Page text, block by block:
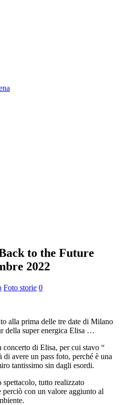
to the Future
2022
Foto storie 0
alla prima delle tre date di Milano
della super energica Elisa …
concerto di Elisa, per cui stavo “
avere un pass foto, perché è una
tantissimo sin dagli esordi.
spettacolo, tutto realizzato
con un valore aggiunto al